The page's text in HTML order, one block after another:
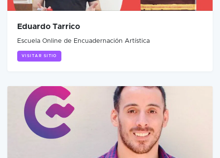
Eduardo Tarrico
Escuela Online de Encuadernación Artística
VISITAR SITIO